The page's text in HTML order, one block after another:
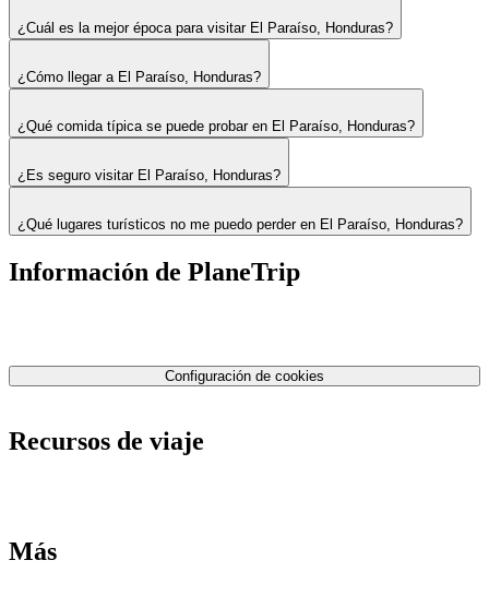
¿Cuál es la mejor época para visitar El Paraíso, Honduras?
¿Cómo llegar a El Paraíso, Honduras?
¿Qué comida típica se puede probar en El Paraíso, Honduras?
¿Es seguro visitar El Paraíso, Honduras?
¿Qué lugares turísticos no me puedo perder en El Paraíso, Honduras?
Información de PlaneTrip
Configuración de cookies
Recursos de viaje
Más